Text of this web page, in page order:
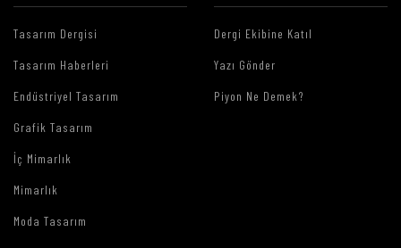
Tasarım Dergisi
Tasarım Haberleri
Endüstriyel Tasarım
Grafik Tasarım
İç Mimarlık
Mimarlık
Moda Tasarım
Dergi Ekibine Katıl
Yazı Gönder
Piyon Ne Demek?